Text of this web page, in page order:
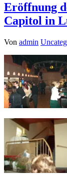
Eröffnung
Capitol in
Von admin